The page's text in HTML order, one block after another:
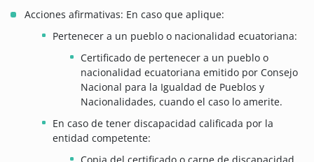
Acciones afirmativas: En caso que aplique:
Pertenecer a un pueblo o nacionalidad ecuatoriana:
Certificado de pertenecer a un pueblo o
nacionalidad ecuatoriana emitido por Consejo
Nacional para la Igualdad de Pueblos y
Nacionalidades, cuando el caso lo amerite.
En caso de tener discapacidad calificada por la
entidad competente: